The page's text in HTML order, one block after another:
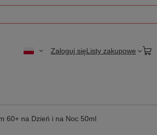
Zaloguj sięListy zakupowe
60+ na Dzień i na Noc 50ml